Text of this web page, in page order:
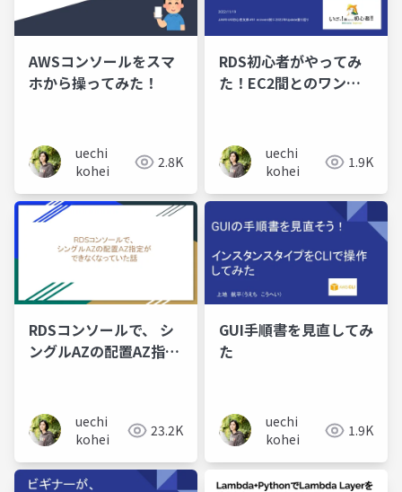
AWSコンソールをスマ
ホから操ってみた！
uechi
kohei
2.8K
RDS初心者がやってみ
た！EC2間とのワンク
uechi
kohei
1.9K
RDSコンソールで、 シ
ングルAZの配置AZ指定
uechi
kohei
23.2K
GUI手順書を見直してみ
た
uechi
kohei
1.9K